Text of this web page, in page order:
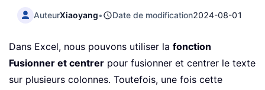
AuteurXiaoyang• Date de modification2024-08-01
Dans Excel, nous pouvons utiliser la fonction
Fusionner et centrer pour fusionner et centrer le texte
sur plusieurs colonnes. Toutefois, une fois cette